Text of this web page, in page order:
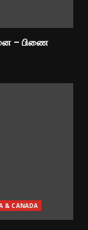
– பிணை
& CANADA